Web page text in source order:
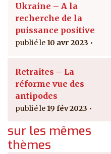
Ukraine – A la
recherche de la
puissance positive
10 avr 2023
Retraites – La
réforme vue des
antipodes
19 fév 2023
sur les mêmes
thèmes